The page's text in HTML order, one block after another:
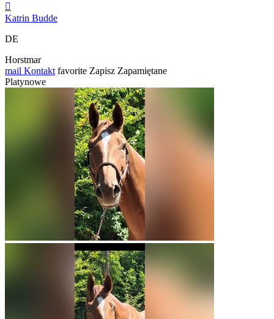

Katrin Budde
DE
Horstmar
mail Kontakt favorite Zapisz Zapamiętane
Platynowe